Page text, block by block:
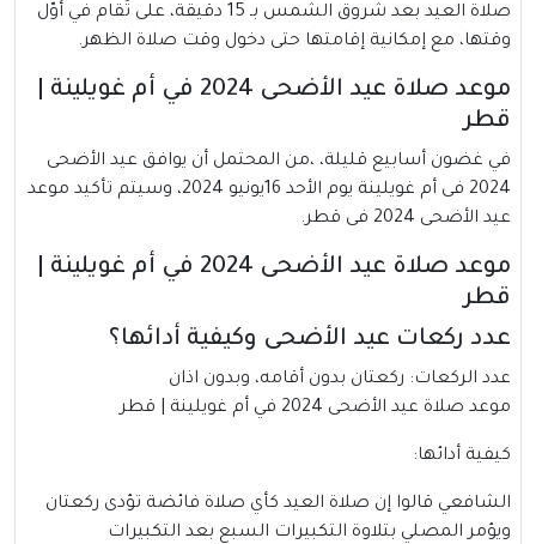
صلاة العيد بعد شروق الشمس بـ 15 دقيقة، على تُقام في أوّل
وقتها، مع إمكانية إقامتها حتى دخول وقت صلاة الظهر.
موعد صلاة عيد الأضحى 2024 في أم غويلينة |
قطر
في غضون أسابيع قليلة، ،من المحتمل أن يوافق عيد الأضحى
2024 فى أم غويلينة يوم الأحد 16يونيو 2024، وسيتم تأكيد موعد
عيد الأضحى 2024 فى قطر.
موعد صلاة عيد الأضحى 2024 في أم غويلينة |
قطر
عدد ركعات عيد الأضحى وكيفية أدائها؟
عدد الركعات: ركعتان بدون أقامه، وبدون اذان
موعد صلاة عيد الأضحى 2024 في أم غويلينة | قطر
كيفية أدائها:
الشافعي قالوا إن صلاة العيد كأي صلاة فائضة تؤدى ركعتان
ويؤمر المصلي بتلاوة التكبيرات السبع بعد التكبيرات